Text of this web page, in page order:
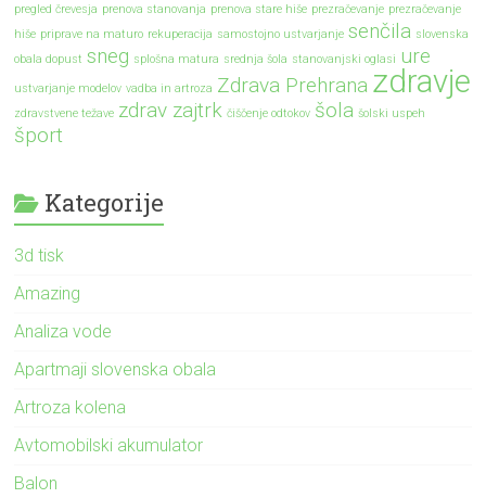
pregled črevesja prenova stanovanja prenova stare hiše prezračevanje prezračevanje
hiše priprave na maturo rekuperacija samostojno ustvarjanje senčila slovenska
obala dopust sneg splošna matura srednja šola stanovanjski oglasi ure
ustvarjanje modelov vadba in artroza Zdrava Prehrana zdravje
zdravstvene težave zdrav zajtrk čiščenje odtokov šola šolski uspeh
šport
Kategorije
3d tisk
Amazing
Analiza vode
Apartmaji slovenska obala
Artroza kolena
Avtomobilski akumulator
Balon